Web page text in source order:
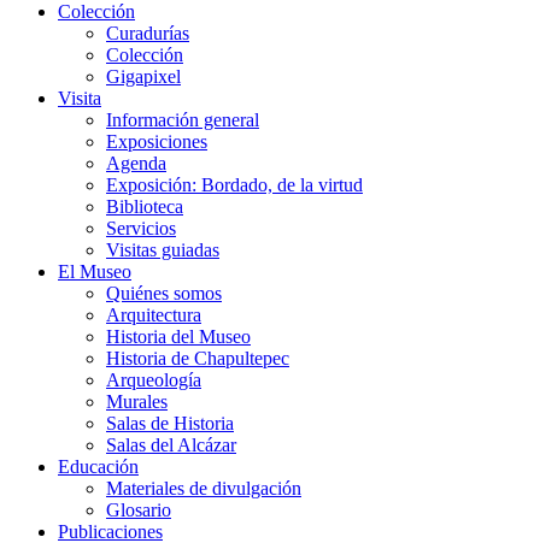
Colección
Curadurías
Colección
Gigapixel
Visita
Información general
Exposiciones
Agenda
Exposición: Bordado, de la virtud
Biblioteca
Servicios
Visitas guiadas
El Museo
Quiénes somos
Arquitectura
Historia del Museo
Historia de Chapultepec
Arqueología
Murales
Salas de Historia
Salas del Alcázar
Educación
Materiales de divulgación
Glosario
Publicaciones